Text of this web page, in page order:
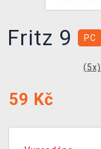
Fritz 9 PC
(5x)
59 Kč